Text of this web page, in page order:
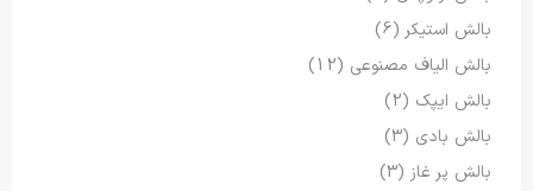
بالش استیکر (6)
بالش الیاف مصنوعی (12)
بالش ایپک (2)
بالش بادی (3)
بالش پر غاز (3)